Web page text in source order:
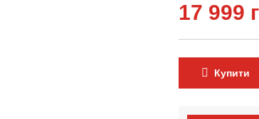
17 999
Купити